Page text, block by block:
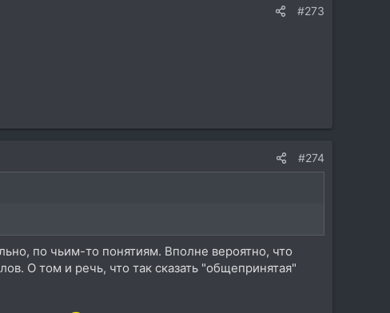
#273
#274
по чьим-то понятиям. Вполне вероятно, что
О том и речь, что так сказать "общепринятая"